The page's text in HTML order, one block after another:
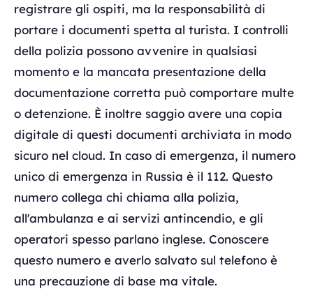
registrare gli ospiti, ma la responsabilità di
portare i documenti spetta al turista. I controlli
della polizia possono avvenire in qualsiasi
momento e la mancata presentazione della
documentazione corretta può comportare multe
o detenzione. È inoltre saggio avere una copia
digitale di questi documenti archiviata in modo
sicuro nel cloud. In caso di emergenza, il numero
unico di emergenza in Russia è il 112. Questo
numero collega chi chiama alla polizia,
all'ambulanza e ai servizi antincendio, e gli
operatori spesso parlano inglese. Conoscere
questo numero e averlo salvato sul telefono è
una precauzione di base ma vitale.